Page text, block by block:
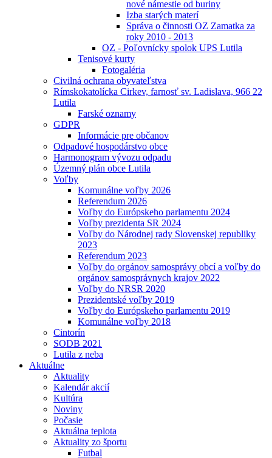
nové námestie od buriny
Izba starých materí
Správa o činnosti OZ Zamatka za
roky 2010 - 2013
OZ - Poľovnícky spolok UPS Lutila
Tenisové kurty
Fotogaléria
Civilná ochrana obyvateľstva
Rímskokatolícka Cirkev, farnosť sv. Ladislava, 966 22
Lutila
Farské oznamy
GDPR
Informácie pre občanov
Odpadové hospodárstvo obce
Harmonogram vývozu odpadu
Územný plán obce Lutila
Voľby
Komunálne voľby 2026
Referendum 2026
Voľby do Európskeho parlamentu 2024
Voľby prezidenta SR 2024
Voľby do Národnej rady Slovenskej republiky
2023
Referendum 2023
Voľby do orgánov samosprávy obcí a voľby do
orgánov samosprávnych krajov 2022
Voľby do NRSR 2020
Prezidentské voľby 2019
Voľby do Európskeho parlamentu 2019
Komunálne voľby 2018
Cintorín
SODB 2021
Lutila z neba
Aktuálne
Aktuality
Kalendár akcií
Kultúra
Noviny
Počasie
Aktuálna teplota
Aktuality zo športu
Futbal